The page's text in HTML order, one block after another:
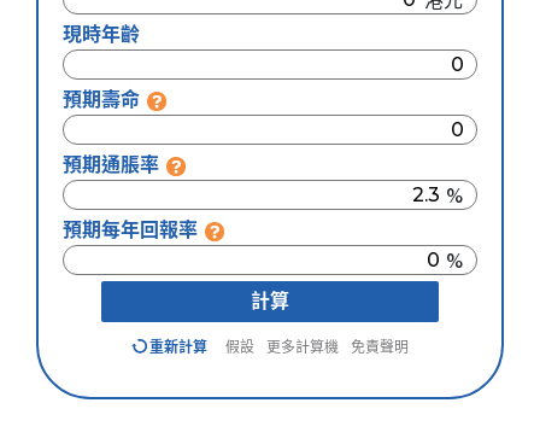
現時年齡
預期壽命
預期通脹率
預期每年回報率
計算
重新計算 假設 更多計算機 免責聲明